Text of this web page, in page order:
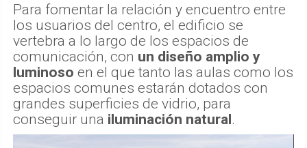
Para fomentar la relación y encuentro entre
los usuarios del centro, el edificio se
vertebra a lo largo de los espacios de
comunicación, con un diseño amplio y
luminoso en el que tanto las aulas como los
espacios comunes estarán dotados con
grandes superficies de vidrio, para
conseguir una iluminación natural.